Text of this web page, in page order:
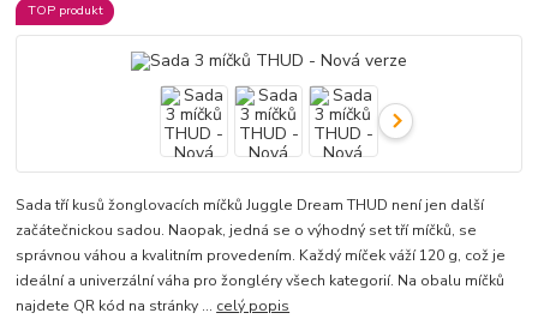
TOP produkt
Sada tří kusů žonglovacích míčků Juggle Dream THUD není jen další
začátečnickou sadou. Naopak, jedná se o výhodný set tří míčků, se
správnou váhou a kvalitním provedením. Každý míček váží 120 g, což je
ideální a univerzální váha pro žongléry všech kategorií. Na obalu míčků
najdete QR kód na stránky ... celý popis